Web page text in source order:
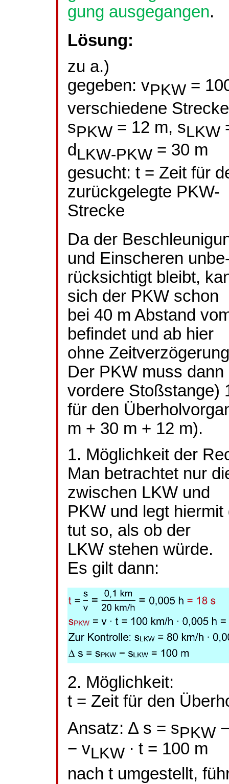
gung ausgegangen.
Lösung:
zu a.)
gegeben:vPKW =
verschiedene
sPKW = 12 m, sLKW
dLKW-PKW = 30 m
gesucht: t = Zeit für
zurückgelegte PKW-
Strecke
Da der
und Einscheren unbe
rücksichtigt bleibt,
sich der PKW schon
bei 40 m Abstand
befindet und ab hier
ohne
Der PKW muss
vordere Stoßstange)
für den
m + 30 m + 12 m).
1. Möglichkeit der
Man betrachtet nur
zwischen LKW und
PKW und legt
tut so, als ob der
LKW stehen würde.
Es gilt dann:
2. Möglichkeit:
t = Zeit für den
Ansatz: ∆ s = sPKW
−vLKW ∙ t = 100 m
nach t umgestellt,